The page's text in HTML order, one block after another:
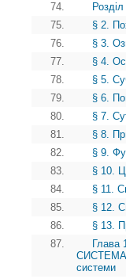
74.
75.
§ 2.
76.
§ 3.
77.
§ 4.
78.
§ 5.
79.
§ 6.
80.
§ 7.
81.
§ 8.
82.
§ 9.
83.
§ 10.
84.
§ 11.
85.
§ 12.
86.
§ 13.
87.
системи